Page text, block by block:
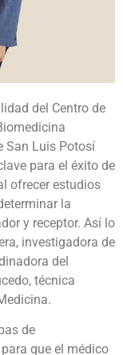
del Centro de
San Luis Potosí
para el éxito de
ofrecer estudios
la
y receptor. Así lo
investigadora de
del
técnica
de
que el médico